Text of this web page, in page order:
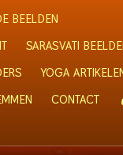
BEELDEN
SARASVATI
YOGA
CONTACT